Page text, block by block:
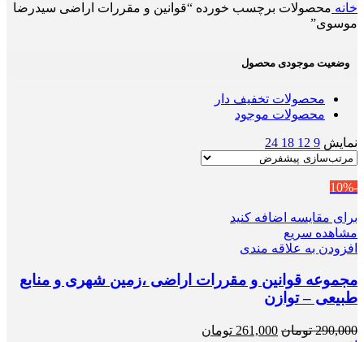
خانه محصولات برچسب خورده “قوانین و مقررات اراضی سیدرضا
موسوی”
وضعیت موجودی محصول
محصولات تخفیف دار
محصولات موجود
نمایش 9
12
18
24
-10%
برای مقایسه اضافه کنید
مشاهده سریع
افزودن به علاقه مندی
مجموعه قوانین و مقررات اراضی ،زمین شهری و منابع
طبیعی – توازن
290,000 تومان قیمت
261,000 تومان